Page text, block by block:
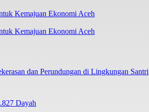
Kemajuan Ekonomi Aceh
dan Perundungan di Lingkungan Santri
Dayah